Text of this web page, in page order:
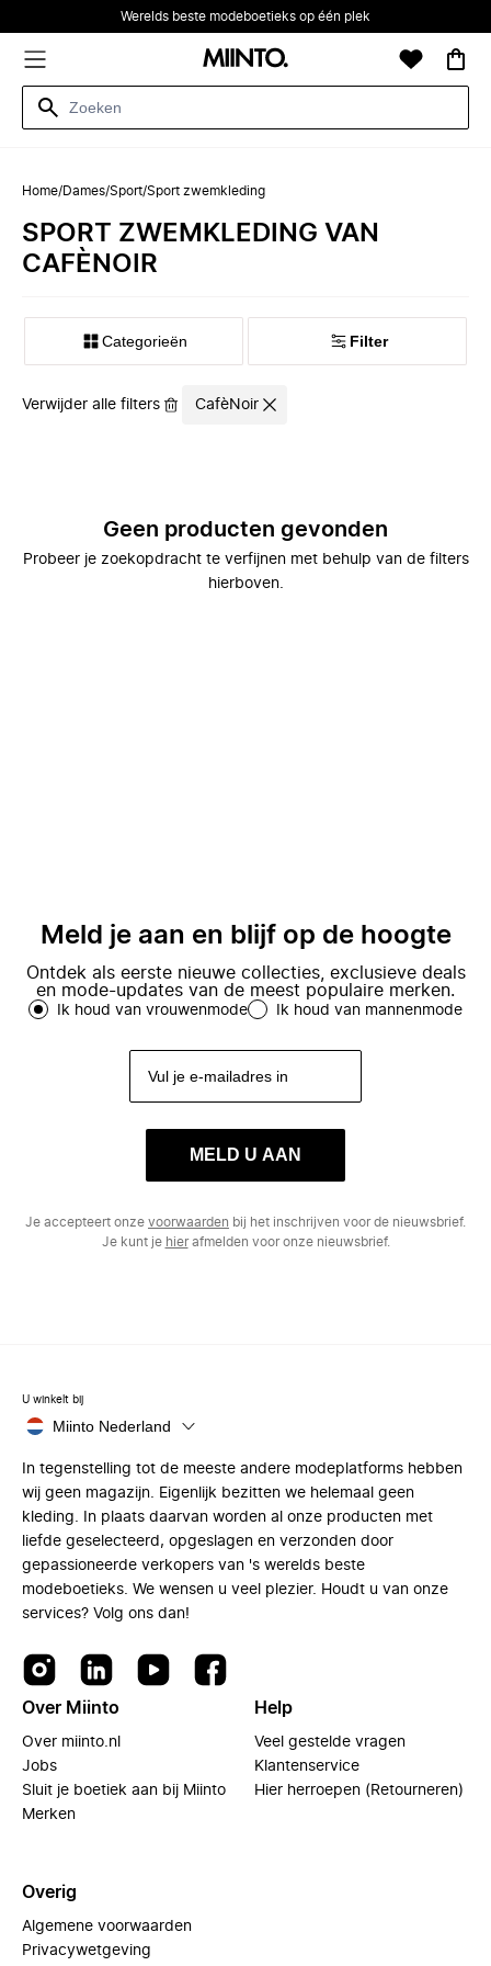
Werelds beste modeboetieks op één plek
Home/Dames/Sport/Sport zwemkleding
SPORT ZWEMKLEDING VAN
CAFÈNOIR
Categorieën Filter
Verwijder alle filters CafèNoir
Geen producten gevonden
Probeer je zoekopdracht te verfijnen met behulp van de filters
hierboven.
Meld je aan en blijf op de hoogte
Ontdek als eerste nieuwe collecties, exclusieve deals
en mode-updates van de meest populaire merken.
Ik houd van vrouwenmode Ik houd van mannenmode
MELD U AAN
Je accepteert onze voorwaarden bij het inschrijven voor de nieuwsbrief.
Je kunt je hierafmelden voor onze nieuwsbrief.
U winkelt bij
Miinto Nederland
In tegenstelling tot de meeste andere modeplatforms hebben
wij geen magazijn. Eigenlijk bezitten we helemaal geen
kleding. In plaats daarvan worden al onze producten met
liefde geselecteerd, opgeslagen en verzonden door
gepassioneerde verkopers van 's werelds beste
modeboetieks. We wensen u veel plezier. Houdt u van onze
services? Volg ons dan!
Over Miinto
Over miinto.nl
Jobs
Sluit je boetiek aan bij Miinto
Merken
Help
Veel gestelde vragen
Klantenservice
Hier herroepen (Retourneren)
Overig
Algemene voorwaarden
Privacywetgeving